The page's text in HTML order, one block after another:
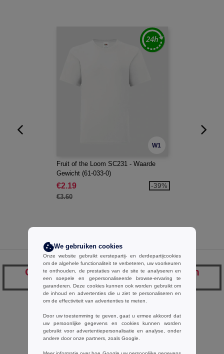
W1
Fruit of the Loom SC231 - Waarde
Gewicht (61-033-0)
€2.19
€3.60
-39%
Opmerkingen over Fruit of the Loom
SC293
Een opmerking toevoegen
We gebruiken cookies
Onze website gebruikt eerstepartij- en derdepartijcookies
om de algehele functionaliteit te verbeteren, uw voorkeuren
te onthouden, de prestaties van de site te analyseren en
een soepele en gepersonaliseerde browse-ervaring te
garanderen. Deze cookies kunnen ook worden gebruikt om
de inhoud en advertenties die u ziet te personaliseren en
om de effectiviteit van advertenties te meten.
Door uw toestemming te geven, gaat u ermee akkoord dat
uw persoonlijke gegevens en cookies kunnen worden
gebruikt voor advertentiepersonalisatie en analyse, onder
andere door onze partners, zoals Google.